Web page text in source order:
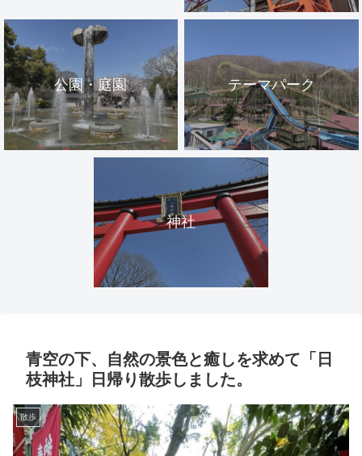
公園・庭園 テーマパーク
神社
青空の下、自然の景色と癒しを求めて「日
枝神社」日帰り散歩しました。
散歩